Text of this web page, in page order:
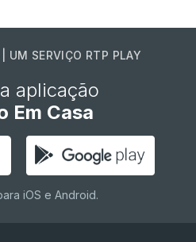
UM SERVIÇO RTP PLAY
aplicação
Em Casa
iOS e Android.